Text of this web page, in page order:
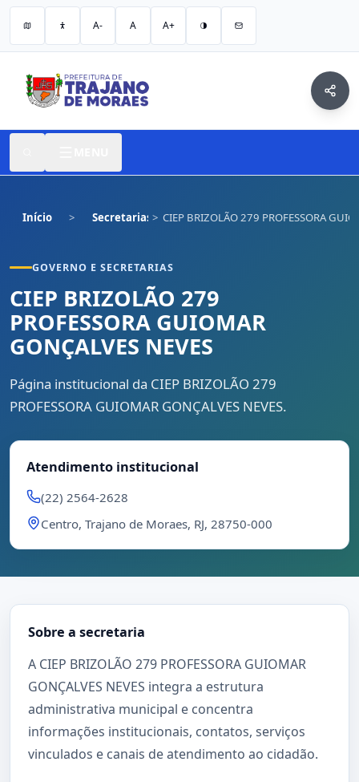
A- A A+
Início Secretarias CIEP BRIZOLÃO 279 PROFESSORA
GOVERNO E SECRETARIAS
CIEP BRIZOLÃO 279
PROFESSORA GUIOMAR
GONÇALVES NEVES
Página institucional da CIEP BRIZOLÃO 279
PROFESSORA GUIOMAR GONÇALVES NEVES.
Atendimento institucional
(22) 2564-2628
Centro, Trajano de Moraes, RJ, 28750-000
Sobre a secretaria
A CIEP BRIZOLÃO 279 PROFESSORA GUIOMAR
GONÇALVES NEVES integra a estrutura
administrativa municipal e concentra
informações institucionais, contatos, serviços
vinculados e canais de atendimento ao cidadão.